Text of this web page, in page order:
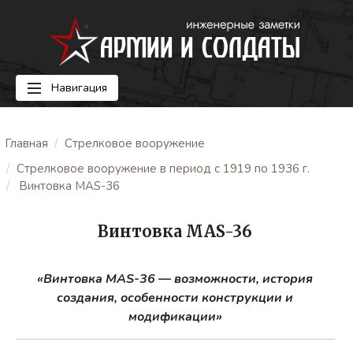
Навигация
Главная
Стрелковое вооружение
Стрелковое вооружение в период с 1919 по 1936 г.
Винтовка MAS-36
Винтовка MAS-36
«Винтовка MAS-36— возможности, история
создания, особенности конструкции и
модификации»